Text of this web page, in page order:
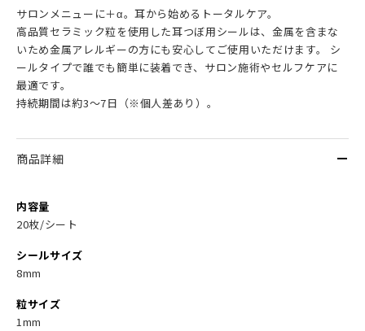
サロンメニューに＋α。耳から始めるトータルケア。
高品質セラミック粒を使用した耳つぼ用シールは、金属を含まな
いため金属アレルギーの方にも安心してご使用いただけます。 シ
ールタイプで誰でも簡単に装着でき、サロン施術やセルフケアに
最適です。
持続期間は約3〜7日（※個人差あり）。
商品詳細
内容量
20枚/シート
シールサイズ
8mm
粒サイズ
1mm